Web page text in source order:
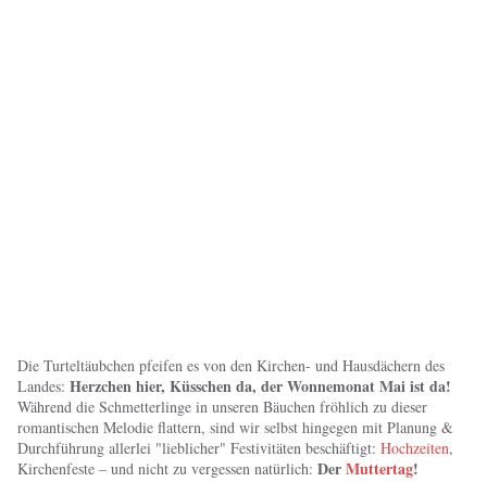
Die Turteltäubchen pfeifen es von den Kirchen- und Hausdächern des
Landes: Herzchen hier, Küsschen da, der Wonnemonat Mai ist da!
Während die Schmetterlinge in unseren Bäuchen fröhlich zu dieser
romantischen Melodie flattern, sind wir selbst hingegen mit Planung &
Durchführung allerlei "lieblicher" Festivitäten beschäftigt: Hochzeiten,
Kirchenfeste – und nicht zu vergessen natürlich: DerMuttertag!